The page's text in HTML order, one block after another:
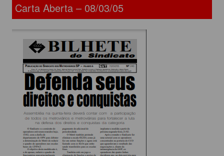
Carta Aberta – 08/03/05